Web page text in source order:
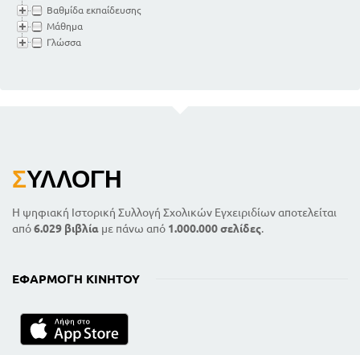
Βαθμίδα εκπαίδευσης
Μάθημα
Γλώσσα
ΣΥΛΛΟΓΉ
Η ψηφιακή Ιστορική Συλλογή Σχολικών Εγχειριδίων αποτελείται
από6.029 βιβλία με πάνω από 1.000.000 σελίδες.
ΕΦΑΡΜΟΓΉ ΚΙΝΗΤΟΎ